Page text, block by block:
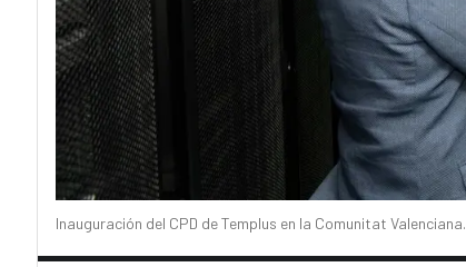
Inauguración del CPD de Templus en la Comunitat Valenciana.